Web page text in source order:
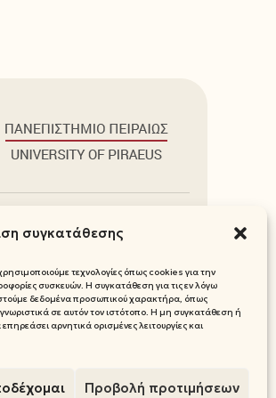
συγκατάθεσης
τεχνολογίες όπως cookies για την
συσκευών. Η συγκατάθεση για τις εν λόγω
δεδομένα προσωπικού χαρακτήρα, όπως
σε αυτόν τον ιστότοπο. Η μη συγκατάθεση ή
αρνητικά ορισμένες λειτουργίες και
Προβολή προτιμήσεων
Χρώματα)